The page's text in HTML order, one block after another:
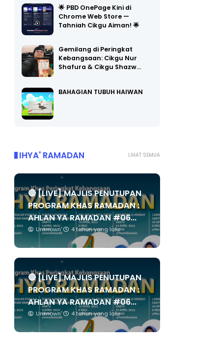
🌟 PBD OnePage Kini di
Chrome Web Store —
Tahniah Cikgu Aiman! 🌟
Gemilang di Peringkat
Kebangsaan: Cikgu Nur
Shafura & Cikgu Shazw…
BAHAGIAN TUBUH HAIWAN
LIHAT SEMUA
IHYA' RAMADAN
🔴 [LIVE] MAJLIS PENUTUPAN
PROGRAM KHAS RAMADAN :
AHLAN YA RAMADAN #06...
Unknown 4 tahun yang lalu
🔴 [LIVE] MAJLIS PENUTUPAN
PROGRAM KHAS RAMADAN :
AHLAN YA RAMADAN #06...
Unknown 4 tahun yang lalu